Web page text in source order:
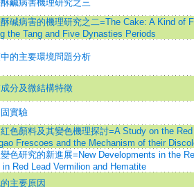
鹹病害機理研究之三
碱病害的機理研究之二=The Cake: A Kind of
the Tang and Five Dynasties Periods
的主要環境問題分析
分及微結構特徵
實驗
色顏料及其變色機理探討=A Study on the
Frescoes and the Mechanism of their
色研究的新進展=New Developments in the
Red Lead Vermilion and Hematite
主要原因